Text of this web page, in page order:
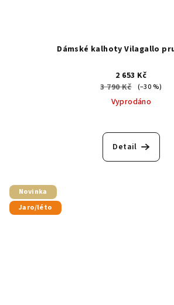
Dámské kalhoty Vilagallo
2 653 Kč
3 790 Kč
(–30 %)
Vyprodáno
Detail
Novinka
Jaro/léto